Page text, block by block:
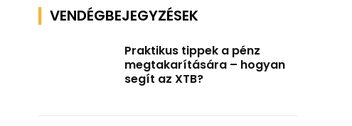
VENDÉGBEJEGYZÉSEK
Praktikus tippek a pénz
megtakarítására – hogyan
segít az XTB?